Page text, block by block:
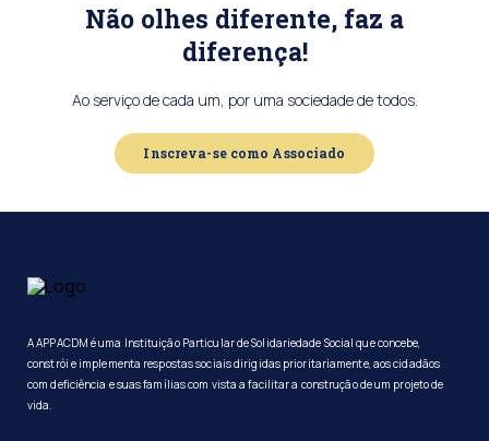
Não olhes diferente, faz a
diferença!
Ao serviço de cada um, por uma sociedade de todos.
Inscreva-se como Associado
A APPACDM é uma Instituição Particular de Solidariedade Social que concebe,
constrói e implementa respostas sociais dirigidas prioritariamente, aos cidadãos
com deficiência e suas famílias com vista a facilitar a construção de um projeto de
vida.